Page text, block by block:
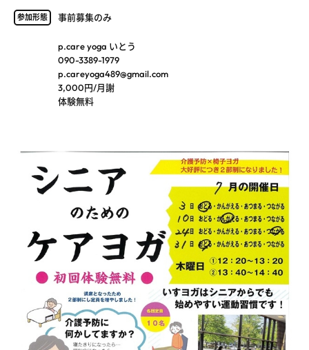
参加形態 事前募集のみ
p.care yoga いとう
090-3389-1979
p.careyoga489@gmail.com
3,000円/月謝
体験無料